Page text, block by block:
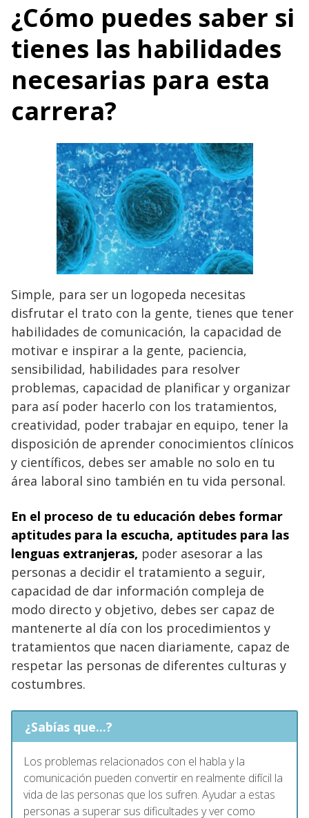
¿Cómo puedes saber si
tienes las habilidades
necesarias para esta
carrera?
Simple, para ser un logopeda necesitas
disfrutar el trato con la gente, tienes que tener
habilidades de comunicación, la capacidad de
motivar e inspirar a la gente, paciencia,
sensibilidad, habilidades para resolver
problemas, capacidad de planificar y organizar
para así poder hacerlo con los tratamientos,
creatividad, poder trabajar en equipo, tener la
disposición de aprender conocimientos clínicos
y científicos, debes ser amable no solo en tu
área laboral sino también en tu vida personal.
En el proceso de tu educación debes formar
aptitudes para la escucha, aptitudes para las
lenguas extranjeras, poder asesorar a las
personas a decidir el tratamiento a seguir,
capacidad de dar información compleja de
modo directo y objetivo, debes ser capaz de
mantenerte al día con los procedimientos y
tratamientos que nacen diariamente, capaz de
respetar las personas de diferentes culturas y
costumbres.
¿Sabías que...?
Los problemas relacionados con el habla y la
comunicación pueden convertir en realmente difícil la
vida de las personas que los sufren. Ayudar a estas
personas a superar sus dificultades y ver como